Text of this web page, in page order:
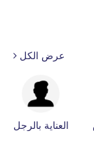
عرض الكل
العناية بالرجل